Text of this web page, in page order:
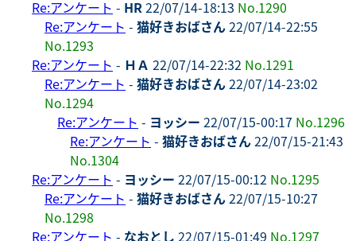
Re:アンケート - HR22/07/14-18:13 No.1290
Re:アンケート - 猫好きおばさん22/07/14-22:55
No.1293
Re:アンケート - ＨＡ 22/07/14-22:32 No.1291
Re:アンケート - 猫好きおばさん22/07/14-23:02
No.1294
Re:アンケート - ヨッシー 22/07/15-00:17 No.1296
Re:アンケート - 猫好きおばさん22/07/15-21:43
No.1304
Re:アンケート - ヨッシー 22/07/15-00:12 No.1295
Re:アンケート - 猫好きおばさん22/07/15-10:27
No.1298
Re:アンケート - なおとし 22/07/15-01:49 No.1297